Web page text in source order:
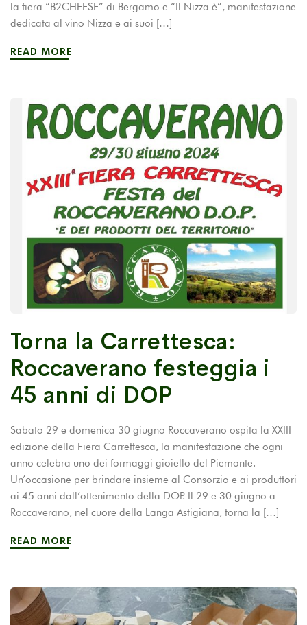
la fiera “B2CHEESE” di Bergamo e “Il Nizza è”, manifestazione
dedicata al vino Nizza e ai suoi […]
READ MORE
Torna la Carrettesca:
Roccaverano festeggia i
45 anni di DOP
Sabato 29 e domenica 30 giugno Roccaverano ospita la XXIII
edizione della Fiera Carrettesca, la manifestazione che ogni
anno celebra uno dei formaggi gioiello del Piemonte.
Un’occasione per brindare insieme al Consorzio e ai produttori
ai 45 anni dall’ottenimento della DOP. Il 29 e 30 giugno a
Roccaverano, nel cuore della Langa Astigiana, torna la […]
READ MORE